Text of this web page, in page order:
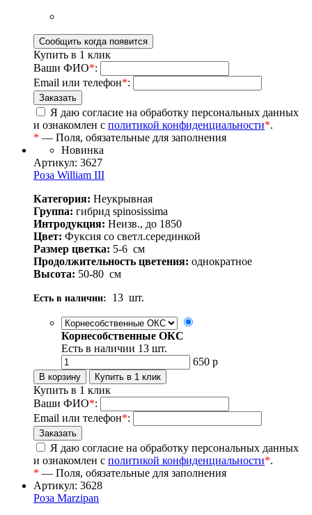
Купить в 1 клик
Ваши ФИО*:
Email или телефон*:
Я даю согласие на обработку персональных данных
и ознакомлен с политикой конфиденциальности*.
* — Поля, обязательные для заполнения
Новинка
Артикул: 3627
Роза William III
Категория: Неукрывная
Группа: гибрид spinosissima
Интродукция: Неизв., до 1850
Цвет: Фуксия со светл.серединкой
Размер цветка: 5-6 см
Продолжительность цветения: однократное
Высота: 50-80 см
Есть в наличии: 13 шт.
Корнесобственные ОКС
Есть в наличии 13 шт.
650 р
Купить в 1 клик
Ваши ФИО*:
Email или телефон*:
Я даю согласие на обработку персональных данных
и ознакомлен с политикой конфиденциальности*.
* — Поля, обязательные для заполнения
Артикул: 3628
Роза Marzipan